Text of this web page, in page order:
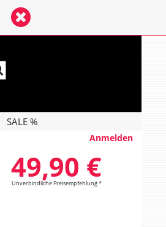
SALE %
Anmelden
49,90 €
Unverbindliche Preisempfehlung *